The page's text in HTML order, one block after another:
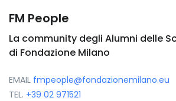
FM People
La community degli Alumni delle
di Fondazione Milano
EMAIL fmpeople@fondazionemilano.eu
TEL. +39 02 971521